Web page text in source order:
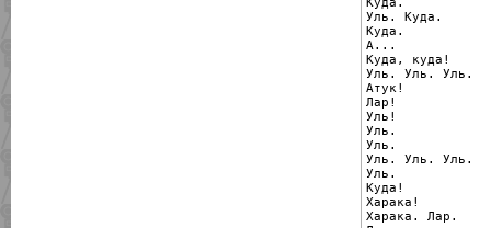
Уль. Куда.
Куда.
А...
Куда, куда!
Уль. Уль. Уль.
Атук!
Лар!
Уль!
Уль.
Уль.
Уль. Уль. Уль.
Уль.
Куда!
Харака!
Харака. Лар.